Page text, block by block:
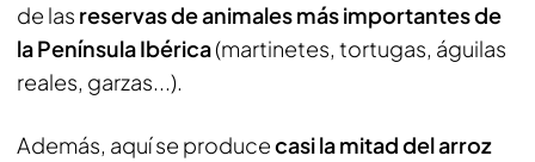
de las reservas de animales más importantes de
la Península Ibérica(martinetes, tortugas, águilas
reales, garzas...).
Además, aquí se producecasi la mitad del arroz